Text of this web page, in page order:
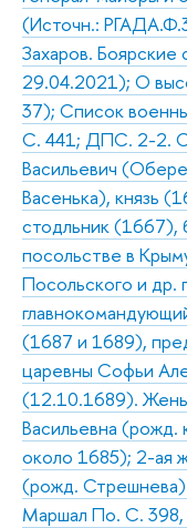
(Источн.:
Захаров.
29.04.2021); О
37); Список
С. 441; ДПС. 2-2.
Васильевич
Васенька), князь
стодльник (1667),
посольстве в
Посольского и др.
(1687 и 1689),
царевны Софьи
(12.10.1689).
Васильевна (рожд.
около 1685); 2-ая
(рожд.
Маршал По. С. 398,